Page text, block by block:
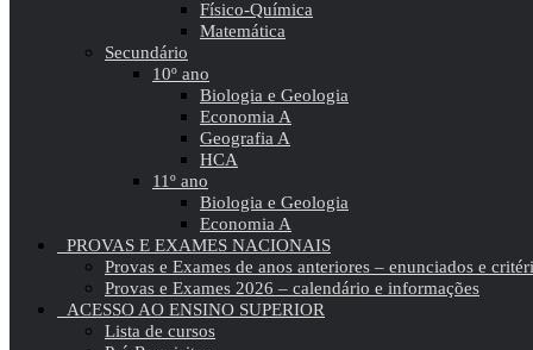
Físico-Química
Matemática
Secundário
10º ano
Biologia e Geologia
Economia A
Geografia A
HCA
11º ano
Biologia e Geologia
Economia A
PROVAS E EXAMES NACIONAIS
Provas e Exames de anos anteriores – enunciados e
Provas e Exames 2026 – calendário e informações
ACESSO AO ENSINO SUPERIOR
Lista de cursos